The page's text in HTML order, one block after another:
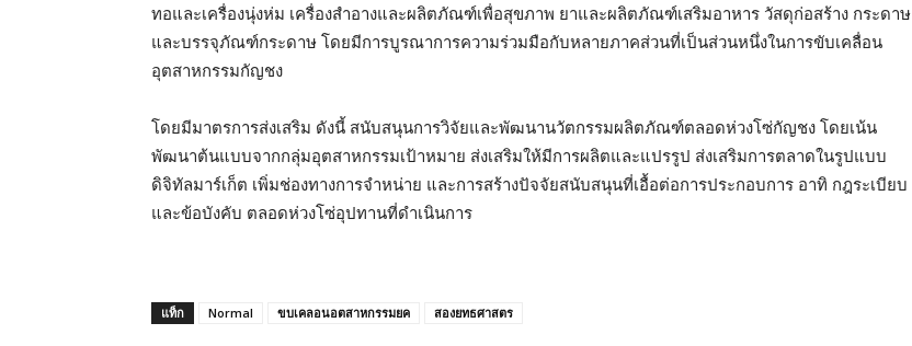
ทอและเครื่องนุ่งห่ม เครื่องสำอางและผลิตภัณฑ์เพื่อสุขภาพ ยาและผลิตภัณฑ์เสริมอาหาร วัสดุก่อสร้าง กระดาษ
และบรรจุภัณฑ์กระดาษ โดยมีการบูรณาการความร่วมมือกับหลายภาคส่วนที่เป็นส่วนหนึ่งในการขับเคลื่อน
อุตสาหกรรมกัญชง
โดยมีมาตรการส่งเสริม ดังนี้ สนับสนุนการวิจัยและพัฒนานวัตกรรมผลิตภัณฑ์ตลอดห่วงโซ่กัญชง โดยเน้น
พัฒนาต้นแบบจากกลุ่มอุตสาหกรรมเป้าหมาย ส่งเสริมให้มีการผลิตและแปรรูป ส่งเสริมการตลาดในรูปแบบ
ดิจิทัลมาร์เก็ต เพิ่มช่องทางการจำหน่าย และการสร้างปัจจัยสนับสนุนที่เอื้อต่อการประกอบการ อาทิ กฎระเบียบ
และข้อบังคับ ตลอดห่วงโซ่อุปทานที่ดำเนินการ
แท็ก Normal ขบเคลอนอตสาหกรรมยค สองยทธศาสตร